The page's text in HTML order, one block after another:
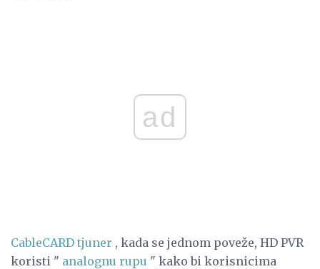
ad
CableCARD tjuner , kada se jednom poveže, HD PVR
koristi " analognu rupu " kako bi korisnicima